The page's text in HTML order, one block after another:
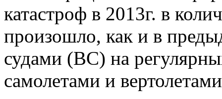
катастроф в 2013г. в
произошло, как и в
судами (ВС) на
самолетами и